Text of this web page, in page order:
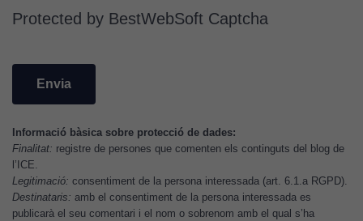
Protected by BestWebSoft Captcha
Informació bàsica sobre protecció de dades:
Finalitat: registre de persones que comenten els continguts del blog de
l’ICE.
Legitimació: consentiment de la persona interessada (art. 6.1.a RGPD).
Destinataris: amb el consentiment de la persona interessada es
publicarà el seu comentari i el nom o sobrenom amb el qual s’ha
són
funcioni.
Cookies
d'anàlisi